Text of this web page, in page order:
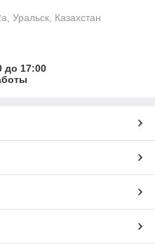
Уральск, Казахстан
до 17:00